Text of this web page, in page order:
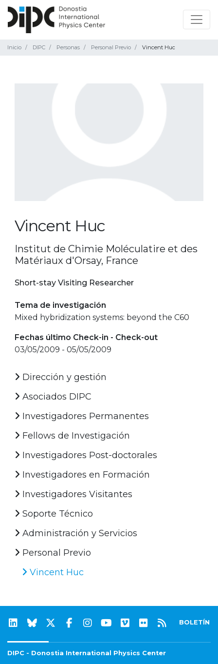
Inicio DIPC Personas Personal Previo Vincent Huc
Vincent Huc
Institut de Chimie Moléculatire et des
Matériaux d'Orsay, France
Short-stay Visiting Researcher
Tema de investigación
Mixed hybridization systems: beyond the C60
Fechas último Check-in - Check-out
03/05/2009 - 05/05/2009
Dirección y gestión
Asociados DIPC
Investigadores Permanentes
Fellows de Investigación
Investigadores Post-doctorales
Investigadores en Formación
Investigadores Visitantes
Soporte Técnico
Administración y Servicios
Personal Previo
Vincent Huc
BOLETÍN
DIPC - Donostia International Physics Center